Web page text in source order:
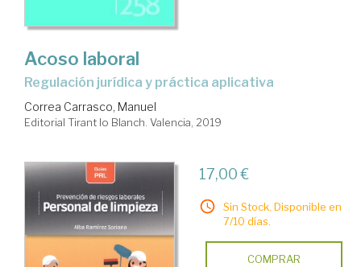
enfermedades
profesionales.
Prevención
de
riesgos
Seguridad.
Higiene
Acoso laboral
regulación jurídica y práctica aplicativa
Correa Carrasco, Manuel
Editorial Tirant lo Blanch. Valencia, 2019
17,00 €
Sin Stock. Disponible en
7/10 días.
COMPRAR